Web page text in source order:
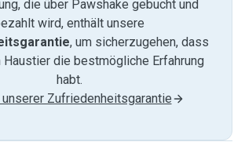
die über Pawshake gebucht und
wird, enthält unsere
, um sicherzugehen, dass
Haustier die bestmögliche Erfahrung
habt.
Zufriedenheitsgarantie